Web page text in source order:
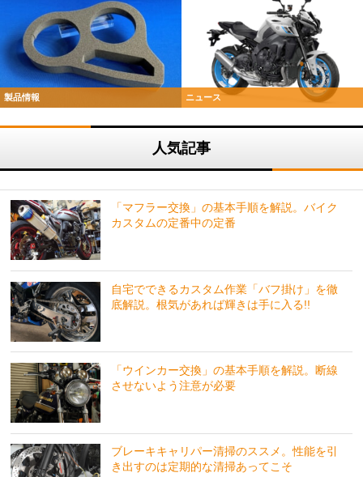
製品情報 ニュース
人気記事
「マフラー交換」の基本手順を解説。バイク
カスタムの定番中の定番
自宅でできるカスタム作業「バフ掛け」を徹
底解説。根気があれば輝きは手に入る!!
「ウインカー交換」の基本手順を解説。断線
させないよう注意が必要
ブレーキキャリパー清掃のススメ。性能を引
き出すのは定期的な清掃あってこそ